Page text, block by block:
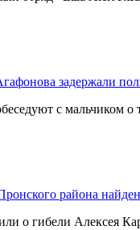
задержали
с мальчиком о
района
о гибели Алексея